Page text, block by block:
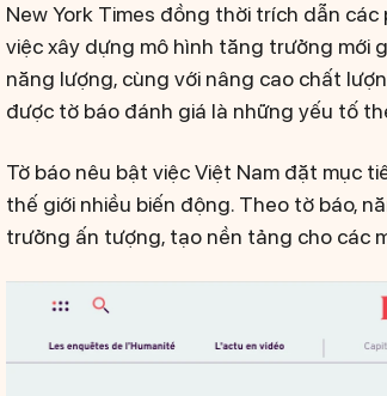
New York Times đồng thời trích dẫn
việc xây dựng mô hình tăng trưởng mới
năng lượng, cùng với nâng cao chất
được tờ báo đánh giá là những yếu tố
Tờ báo nêu bật việc Việt Nam đặt mục
thế giới nhiều biến động. Theo tờ báo,
trưởng ấn tượng, tạo nền tảng cho các